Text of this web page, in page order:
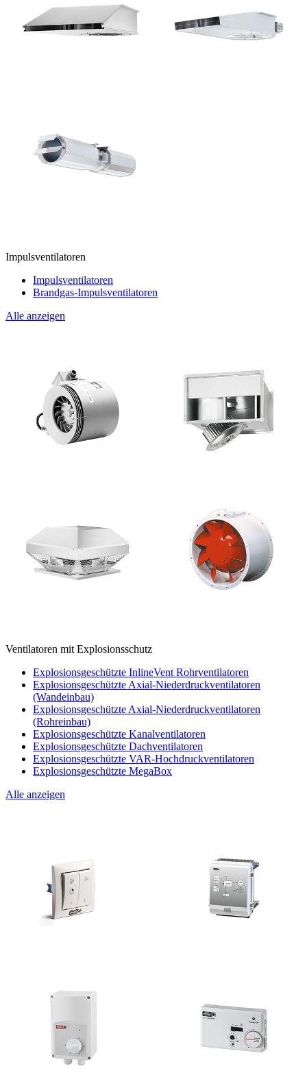
Impulsventilatoren
Impulsventilatoren
Brandgas-Impulsventilatoren
Alle anzeigen
Ventilatoren mit Explosionsschutz
Explosionsgeschützte InlineVent Rohrventilatoren
Explosionsgeschützte Axial-Niederdruckventilatoren
(Wandeinbau)
Explosionsgeschützte Axial-Niederdruckventilatoren
(Rohreinbau)
Explosionsgeschützte Kanalventilatoren
Explosionsgeschützte Dachventilatoren
Explosionsgeschützte VAR-Hochdruckventilatoren
Explosionsgeschützte MegaBox
Alle anzeigen